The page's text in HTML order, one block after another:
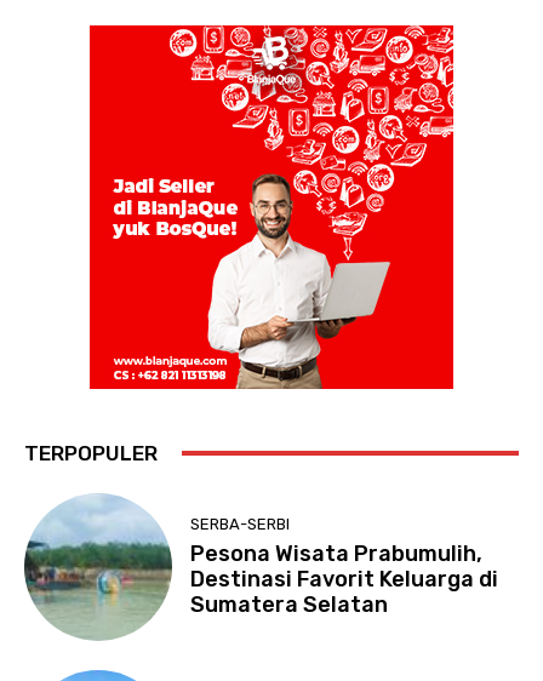
TERPOPULER
SERBA-SERBI
Pesona Wisata Prabumulih,
Destinasi Favorit Keluarga di
Sumatera Selatan